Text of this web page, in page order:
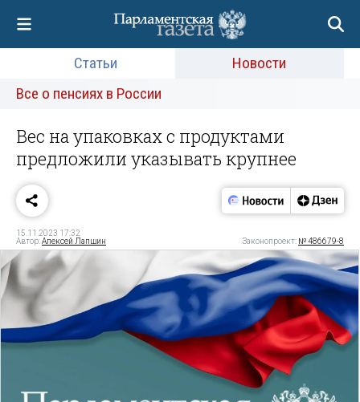
Статьи
Новости
Все о пенсиях в России
Вес на упаковках с продуктами
предложили указывать крупнее
15.11.2023 17:32
Автор:Алексей Лапшин Законопроект: № 486679-8